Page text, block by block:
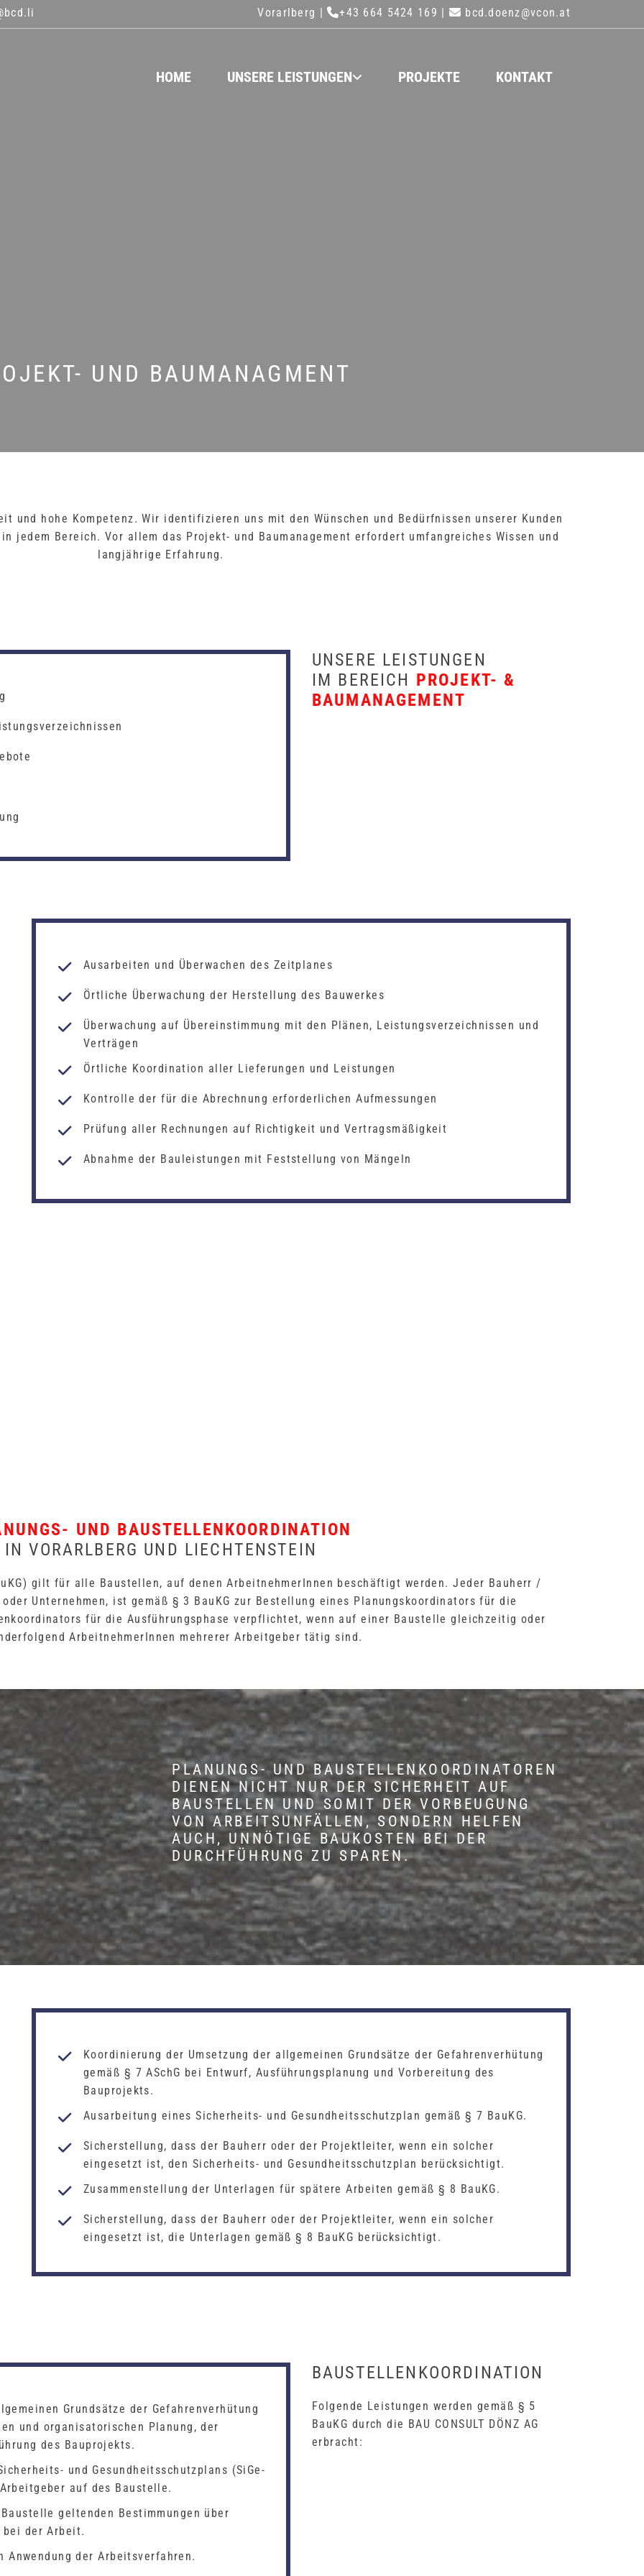
Vorarlberg |+43 664 5424 169 |  bcd.doenz@vcon.at
HOME UNSERE LEISTUNGEN PROJEKTE KONTAKT
UND BAUMANAGMENT
und hohe Kompetenz. Wir identifizieren uns mit den Wünschen und Bedürfnissen unserer Kunden
jedem Bereich. Vor allem das Projekt- und Baumanagement erfordert umfangreiches Wissen und
langjährige Erfahrung.
UNSERE LEISTUNGEN
IM BEREICH PROJEKT- &
BAUMANAGEMENT
Ausarbeiten und Überwachen des Zeitplanes
Örtliche Überwachung der Herstellung des Bauwerkes
Überwachung auf Übereinstimmung mit den Plänen, Leistungsverzeichnissen und
Verträgen
Örtliche Koordination aller Lieferungen und Leistungen
Kontrolle der für die Abrechnung erforderlichen Aufmessungen
Prüfung aller Rechnungen auf Richtigkeit und Vertragsmäßigkeit
Abnahme der Bauleistungen mit Feststellung von Mängeln
UND BAUSTELLENKOORDINATION
IN VORARLBERG UND LIECHTENSTEIN
gilt für alle Baustellen, auf denen ArbeitnehmerInnen beschäftigt werden. Jeder Bauherr /
Unternehmen, ist gemäß § 3 BauKG zur Bestellung eines Planungskoordinators für die
für die Ausführungsphase verpflichtet, wenn auf einer Baustelle gleichzeitig oder
ArbeitnehmerInnen mehrerer Arbeitgeber tätig sind.
PLANUNGS- UND BAUSTELLENKOORDINATOREN
DIENEN NICHT NUR DER SICHERHEIT AUF
BAUSTELLEN UND SOMIT DER VORBEUGUNG
VON ARBEITSUNFÄLLEN, SONDERN HELFEN
AUCH, UNNÖTIGE BAUKOSTEN BEI DER
DURCHFÜHRUNG ZU SPAREN.
Koordinierung der Umsetzung der allgemeinen Grundsätze der Gefahrenverhütung
gemäß § 7 ASchG bei Entwurf, Ausführungsplanung und Vorbereitung des
Bauprojekts.
Ausarbeitung eines Sicherheits- und Gesundheitsschutzplan gemäß § 7 BauKG.
Sicherstellung, dass der Bauherr oder der Projektleiter, wenn ein solcher
eingesetzt ist, den Sicherheits- und Gesundheitsschutzplan berücksichtigt.
Zusammenstellung der Unterlagen für spätere Arbeiten gemäß § 8 BauKG.
Sicherstellung, dass der Bauherr oder der Projektleiter, wenn ein solcher
eingesetzt ist, die Unterlagen gemäß § 8 BauKG berücksichtigt.
Grundsätze der Gefahrenverhütung
und organisatorischen Planung, der
des Bauprojekts.
und Gesundheitsschutzplans (SiGe-
auf des Baustelle.
geltenden Bestimmungen über
bei der Arbeit.
Anwendung der Arbeitsverfahren.
BAUSTELLENKOORDINATION
Folgende Leistungen werden gemäß § 5
BauKG durch die BAU CONSULT DÖNZ AG
erbracht: